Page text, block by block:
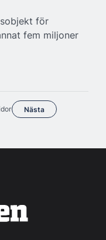
för
fem miljoner
Nästa